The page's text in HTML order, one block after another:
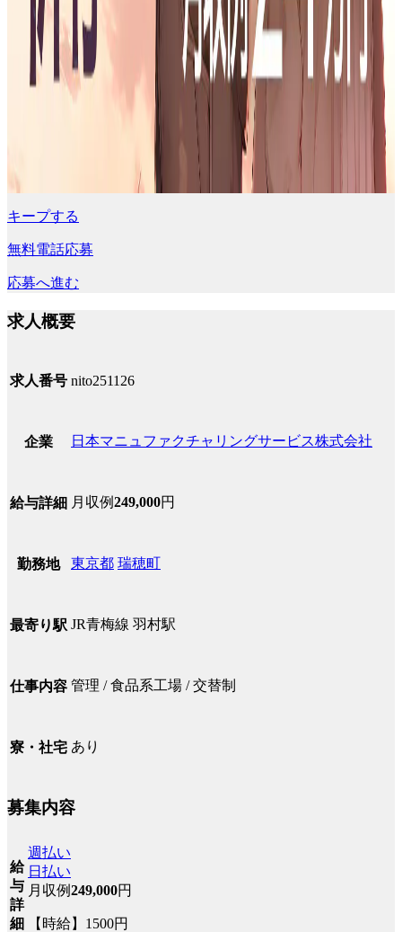
キープする
無料電話応募
応募へ進む
求人概要
求人番号 nito251126
企業 日本マニュファクチャリングサービス株式会社
給与詳細 月収例249,000円
勤務地 東京都 瑞穂町
最寄り駅 JR青梅線 羽村駅
仕事内容 管理 / 食品系工場 / 交替制
寮・社宅 あり
募集内容
給
与
詳
細
週払い
日払い
月収例249,000円
【時給】1500円